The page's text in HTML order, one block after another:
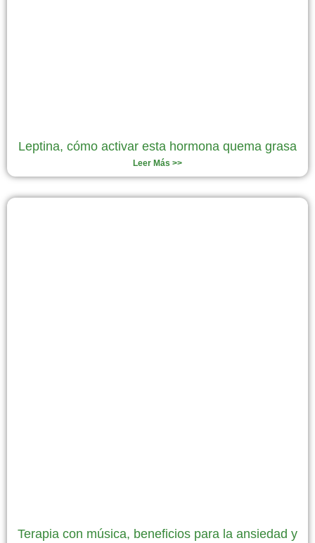
Leptina, cómo activar esta hormona quema grasa
Leer Más >>
Terapia con música, beneficios para la ansiedad y